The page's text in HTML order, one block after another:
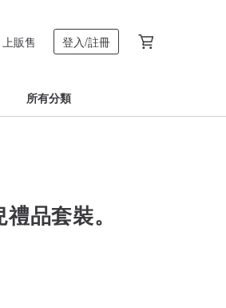
販售 登入/註冊
所有分類
品套裝。